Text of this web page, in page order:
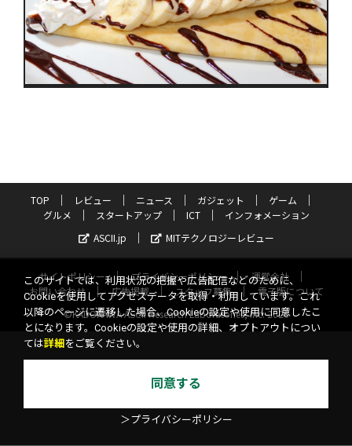
TOP レビュー ニュース ガジェット
ゲーム
グルメ
スタートアップ ICT
インフォメーション
ASCII.jp
MITテクノロジーレビュー
サイトポリシー プライバシーポリシー
運営会社
お問い合わせ
広告掲載 スタッフ募集
電子版について
©KADOKAWA ASCII Research Laboratories, Inc. 2026
このサイトでは、利用状況の把握や広告配信などのために、
Cookieを使用してアクセスデータを取得・利用しています。これ
以降のページに遷移した場合、Cookieの設定や使用に同意したこ
とになります。Cookieの設定や使用の詳細、オプトアウトについ
ては詳細 をご覧ください。
同意する
＞プライバシーポリシー